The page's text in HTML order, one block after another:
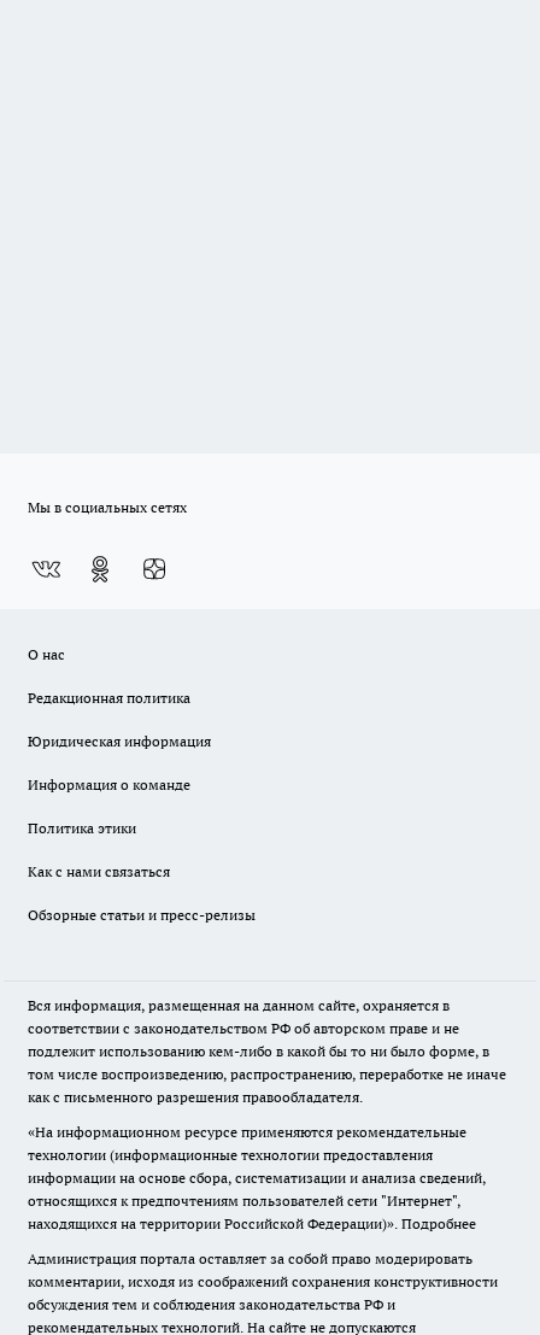
Мы в социальных сетях
О нас
Редакционная политика
Юридическая информация
Информация о команде
Политика этики
Как с нами связаться
Обзорные статьи и пресс-релизы
Вся информация, размещенная на данном сайте, охраняется в
соответствии с законодательством РФ об авторском праве и не
подлежит использованию кем-либо в какой бы то ни было форме, в
том числе воспроизведению, распространению, переработке не иначе
как с письменного разрешения правообладателя.
«На информационном ресурсе применяются рекомендательные
технологии (информационные технологии предоставления
информации на основе сбора, систематизации и анализа сведений,
относящихся к предпочтениям пользователей сети "Интернет",
находящихся на территории Российской Федерации)». Подробнее
Администрация портала оставляет за собой право модерировать
комментарии, исходя из соображений сохранения конструктивности
обсуждения тем и соблюдения законодательства РФ и
рекомендательных технологий. На сайте не допускаются